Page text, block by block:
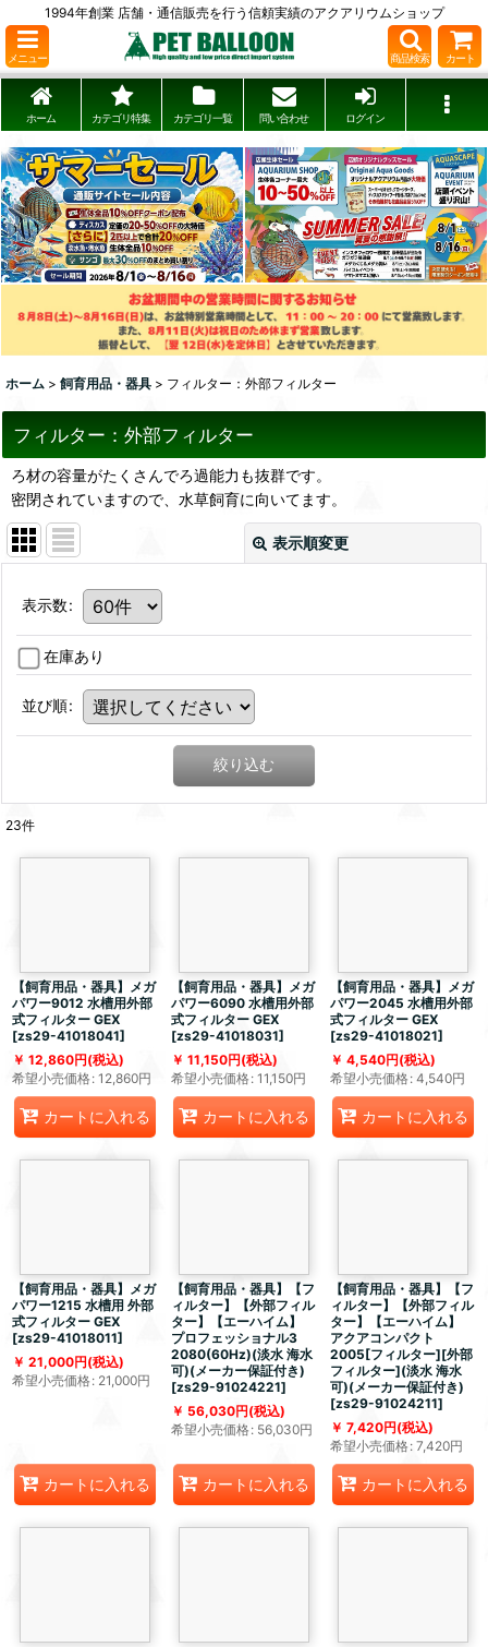
1994年創業 店舗・通信販売を行う信頼実績のアクアリウムショップ
メニュー 商品検索 カート
ホーム カテゴリ特集 カテゴリ一覧 問い合わせ ログイン
ホーム > 飼育用品・器具 > フィルター：外部フィルター
フィルター：外部フィルター
ろ材の容量がたくさんでろ過能力も抜群です。
密閉されていますので、水草飼育に向いてます。
表示順変更
表示数:
在庫あり
並び順:
絞り込む
23件
【飼育用品・器具】メガ
パワー9012 水槽用外部
式フィルター GEX
[zs29-41018041]
12,860円(税込)
希望小売価格: 12,860円
カートに入れる
【飼育用品・器具】メガ
パワー6090 水槽用外部
式フィルター GEX
[zs29-41018031]
11,150円(税込)
希望小売価格: 11,150円
カートに入れる
【飼育用品・器具】メガ
パワー2045 水槽用外部
式フィルター GEX
[zs29-41018021]
4,540円(税込)
希望小売価格: 4,540円
カートに入れる
【飼育用品・器具】メガ
パワー1215 水槽用 外部
式フィルター GEX
[zs29-41018011]
21,000円(税込)
希望小売価格: 21,000円
カートに入れる
【飼育用品・器具】【フ
ィルター】【外部フィル
ター】【エーハイム】
プロフェッショナル3
2080(60Hz)(淡水 海水
可)(メーカー保証付き)
[zs29-91024221]
56,030円(税込)
希望小売価格: 56,030円
カートに入れる
【飼育用品・器具】【フ
ィルター】【外部フィル
ター】【エーハイム】
アクアコンパクト
2005[フィルター][外部
フィルター](淡水 海水
可)(メーカー保証付き)
[zs29-91024211]
7,420円(税込)
希望小売価格: 7,420円
カートに入れる